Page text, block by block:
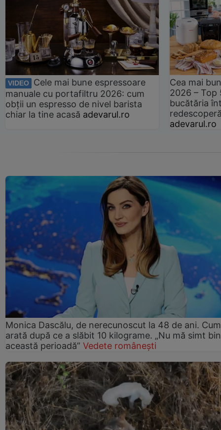
VIDEO
Cele mai bune espressoare
manuale cu portafiltru 2026: cum
obții un espresso de nivel barista
chiar la tine acasă adevarul.ro
Cea mai
2026 –
bucătăria
adevarul.ro
Monica Dascălu, de nerecunoscut la 48 de ani. Cum
arată după ce a slăbit 10 kilograme. „Nu mă simt
această perioadă” Vedete românești